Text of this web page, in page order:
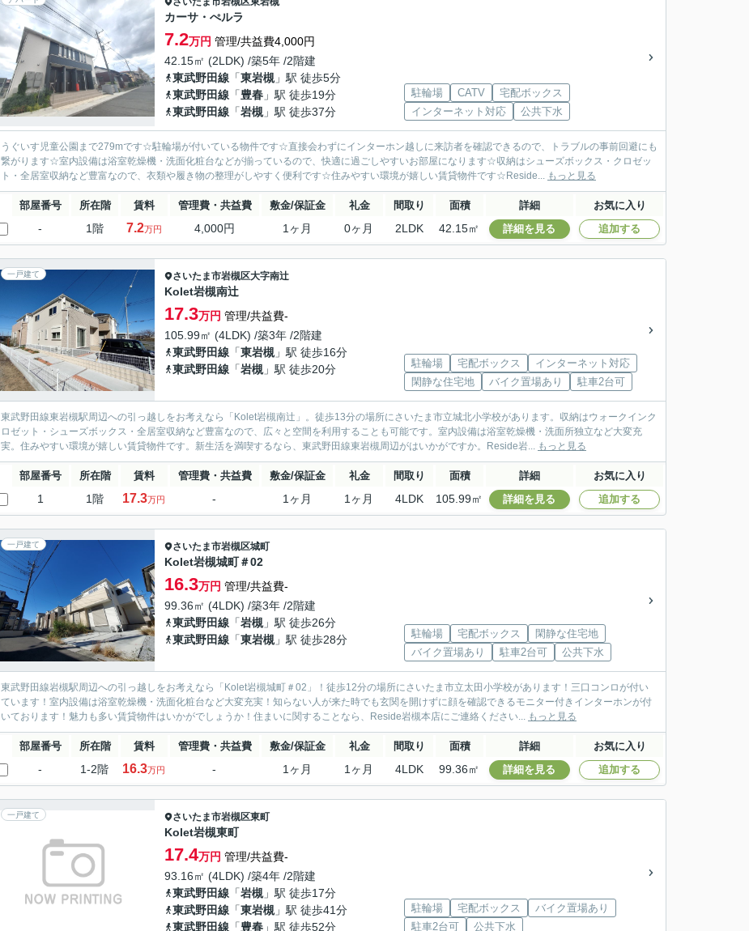
カーサ・ぺルラ
7.2万円 管理/共益費4,000円
42.15㎡ (2LDK) /築5年 /2階建
東武野田線 「東岩槻 」駅 徒歩5分
東武野田線 「豊春 」駅 徒歩19分
東武野田線 「岩槻 」駅 徒歩37分
駐輪場 CATV
宅配ボックス
インターネット対応
公共下水
うぐいす児童公園まで279mです☆駐輪場が付いている物件です☆直接会わずにインターホン越しに来訪者を確認できるので、トラブルの事前回避にも
繋がります☆室内設備は浴室乾燥機・洗面化粧台などが揃っているので、快適に過ごしやすいお部屋になります☆収納はシューズボックス・クロゼッ
ト・全居室収納など豊富なので、衣類や履き物の整理がしやすく便利です☆住みやすい環境が嬉しい賃貸物件です☆Reside... もっと見る
部屋番号 所在階 賃料 管理費・共益費 敷金/保証金 礼金 間取り 面積 詳細 お気に入り
- 1階 7.2万円 4,000円 1ヶ月 0ヶ月 2LDK 42.15㎡ 詳細を見る 追加する
一戸建て さいたま市岩槻区大字南辻
Kolet岩槻南辻
17.3万円 管理/共益費-
105.99㎡ (4LDK) /築3年 /2階建
東武野田線 「東岩槻 」駅 徒歩16分
東武野田線 「岩槻 」駅 徒歩20分 駐輪場 宅配ボックス
インターネット対応
閑静な住宅地
バイク置場あり 駐車2台可
東武野田線東岩槻駅周辺への引っ越しをお考えなら「Kolet岩槻南辻」。徒歩13分の場所にさいたま市立城北小学校があります。収納はウォークインク
ロゼット・シューズボックス・全居室収納など豊富なので、広々と空間を利用することも可能です。室内設備は浴室乾燥機・洗面所独立など大変充
実。住みやすい環境が嬉しい賃貸物件です。新生活を満喫するなら、東武野田線東岩槻周辺がはいかがですか。Reside岩... もっと見る
部屋番号 所在階 賃料 管理費・共益費 敷金/保証金 礼金 間取り 面積 詳細 お気に入り
1 1階 17.3万円 - 1ヶ月 1ヶ月 4LDK 105.99㎡ 詳細を見る 追加する
一戸建て さいたま市岩槻区城町
Kolet岩槻城町＃02
16.3万円 管理/共益費-
99.36㎡ (4LDK) /築3年 /2階建
東武野田線 「岩槻 」駅 徒歩26分
東武野田線 「東岩槻 」駅 徒歩28分 駐輪場 宅配ボックス
閑静な住宅地
バイク置場あり
駐車2台可 公共下水
東武野田線岩槻駅周辺への引っ越しをお考えなら「Kolet岩槻城町＃02」！徒歩12分の場所にさいたま市立太田小学校があります！三口コンロが付い
ています！室内設備は浴室乾燥機・洗面化粧台など大変充実！知らない人が来た時でも玄関を開けずに顔を確認できるモニター付きインターホンが付
いております！魅力も多い賃貸物件はいかがでしょうか！住まいに関することなら、Reside岩槻本店にご連絡ください... もっと見る
部屋番号 所在階 賃料 管理費・共益費 敷金/保証金 礼金 間取り 面積 詳細 お気に入り
- 1-2階 16.3万円 - 1ヶ月 1ヶ月 4LDK 99.36㎡ 詳細を見る 追加する
一戸建て さいたま市岩槻区東町
Kolet岩槻東町
17.4万円 管理/共益費-
93.16㎡ (4LDK) /築4年 /2階建
東武野田線 「岩槻 」駅 徒歩17分
東武野田線 「東岩槻 」駅 徒歩41分
東武野田線 「豊春 」駅 徒歩52分
駐輪場 宅配ボックス
バイク置場あり
駐車2台可
公共下水